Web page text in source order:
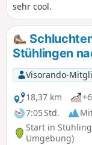
sehr cool.
Stühlingen
Visorando-
18,37 km
7:05 Std.
Start in
Umgebung)